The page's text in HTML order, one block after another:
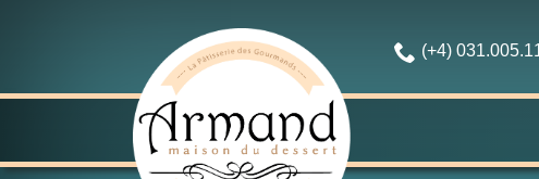
(+4)